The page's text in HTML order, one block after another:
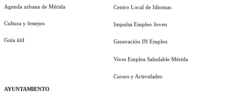
Agenda urbana de Mérida
Cultura y festejos
Guía útil
AYUNTAMIENTO
Centro Local de Idiomas
Impulsa Empleo Joven
Generación IN Empleo
Vives Emplea Saludable Mérida
Cursos y Actividades